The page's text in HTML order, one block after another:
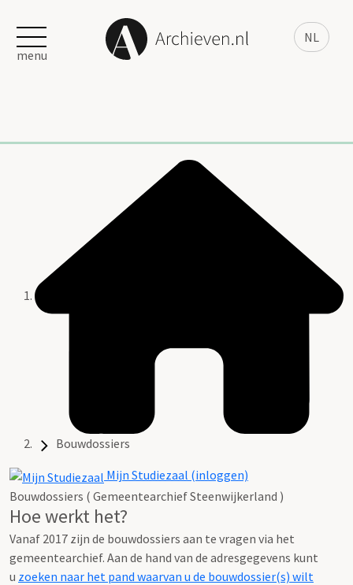
NL
menu
Bouwdossiers
Mijn Studiezaal (inloggen)
Bouwdossiers ( Gemeentearchief Steenwijkerland )
Hoe werkt het?
Vanaf 2017 zijn de bouwdossiers aan te vragen via het
gemeentearchief. Aan de hand van de adresgegevens kunt
u zoeken naar het pand waarvan u de bouwdossier(s) wilt